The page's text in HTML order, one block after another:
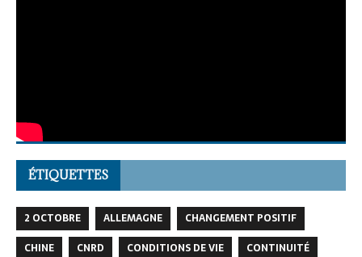
ÉTIQUETTES
2 OCTOBRE ALLEMAGNE
CHANGEMENT POSITIF
CHINE
CNRD CONDITIONS DE VIE
CONTINUITÉ